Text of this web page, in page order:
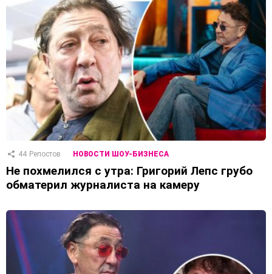
44 Репостов НОВОСТИ ШОУ-БИЗНЕСА
Не похмелился с утра: Григорий Лепс грубо
обматерил журналиста на камеру